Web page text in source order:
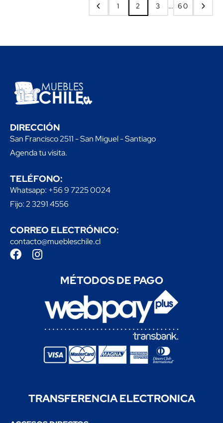
1 2 3 … 60
DIRECCIÓN
San Francisco 2511 - San Miguel - Santiago
Agenda tu visita.
TELÉFONO:
Whatsapp: +56 9 7225 0024
Fijo: 2 3291 4556
CORREO ELECTRÓNICO:
contacto@muebleschile.cl
MÉTODOS DE PAGO
TRANSFERENCIAELECTRONICA